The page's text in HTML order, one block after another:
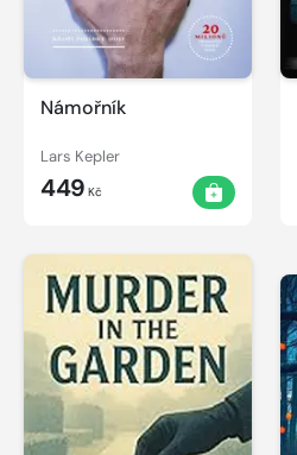
Námořník
Lars Kepler
449 Kč